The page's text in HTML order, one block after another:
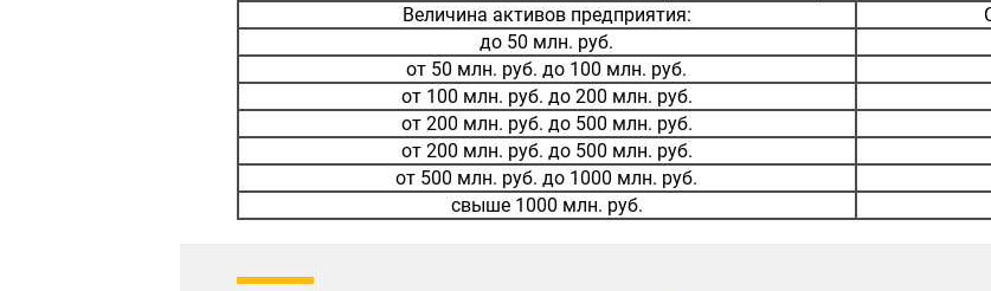
Величина активов предприятия:
до 50 млн. руб.
от 50 млн. руб. до 100 млн. руб.
от 100 млн. руб. до 200 млн. руб.
от 200 млн. руб. до 500 млн. руб.
от 200 млн. руб. до 500 млн. руб.
от 500 млн. руб. до 1000 млн. руб.
свыше 1000 млн. руб.